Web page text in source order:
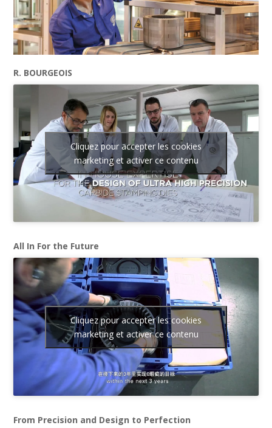
R. BOURGEOIS
Cliquez pour accepter les cookies
marketing et activer ce contenu
All In For the Future
Cliquez pour accepter les cookies
marketing et activer ce contenu
From Precision and Design to Perfection